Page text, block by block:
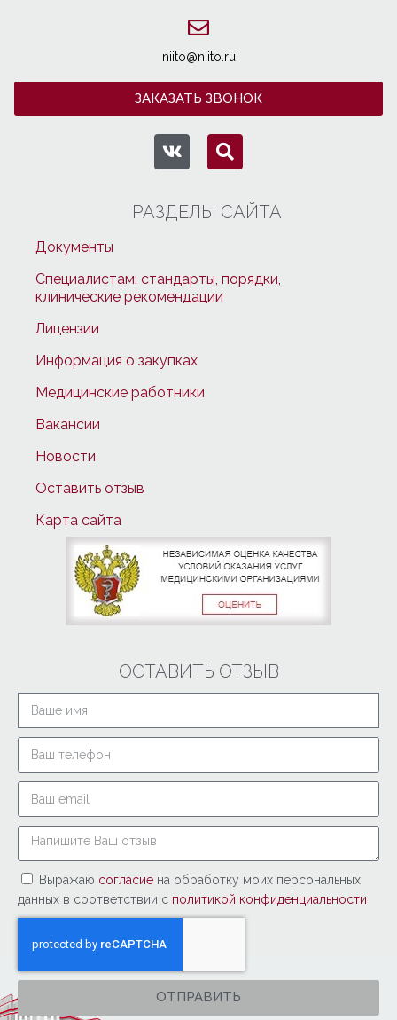
niito@niito.ru
ЗАКАЗАТЬ ЗВОНОК
РАЗДЕЛЫ САЙТА
Документы
Специалистам: стандарты, порядки,
клинические рекомендации
Лицензии
Информация о закупках
Медицинские работники
Вакансии
Новости
Оставить отзыв
Карта сайта
ОСТАВИТЬ ОТЗЫВ
Выражаю согласие на обработку моих персональных
данных в соответствии с политикой конфиденциальности
ОТПРАВИТЬ